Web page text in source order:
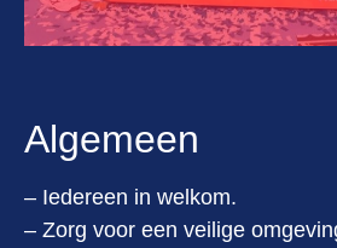
Algemeen
– Iedereen in welkom.
– Zorg voor een veilige